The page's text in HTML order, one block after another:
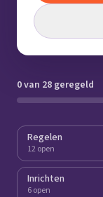
0 van 28 geregeld
Regelen
12 open
Inrichten
6 open